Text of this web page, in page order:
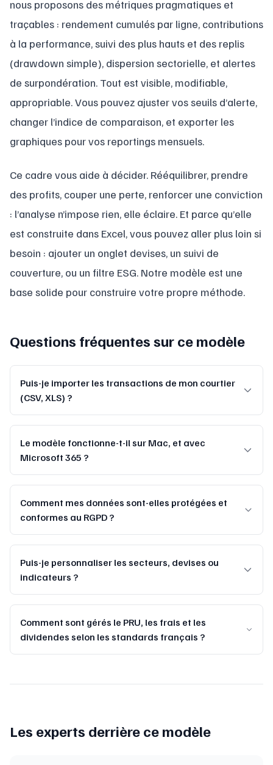
nous proposons des métriques pragmatiques et
traçables : rendement cumulés par ligne, contributions
à la performance, suivi des plus hauts et des replis
(drawdown simple), dispersion sectorielle, et alertes
de surpondération. Tout est visible, modifiable,
appropriable. Vous pouvez ajuster vos seuils d’alerte,
changer l’indice de comparaison, et exporter les
graphiques pour vos reportings mensuels.
Ce cadre vous aide à décider. Rééquilibrer, prendre
des profits, couper une perte, renforcer une conviction
: l’analyse n’impose rien, elle éclaire. Et parce qu’elle
est construite dans Excel, vous pouvez aller plus loin si
besoin : ajouter un onglet devises, un suivi de
couverture, ou un filtre ESG. Notre modèle est une
base solide pour construire votre propre méthode.
Questions fréquentes sur ce modèle
Puis-je importer les transactions de mon courtier
(CSV, XLS) ?
Le modèle fonctionne-t-il sur Mac, et avec
Microsoft 365 ?
Comment mes données sont-elles protégées et
conformes au RGPD ?
Puis-je personnaliser les secteurs, devises ou
indicateurs ?
Comment sont gérés le PRU, les frais et les
dividendes selon les standards français ?
Les experts derrière ce modèle